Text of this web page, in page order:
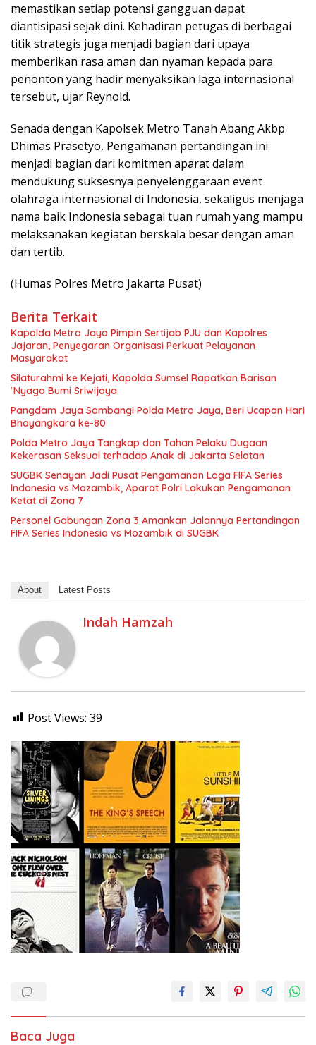
memastikan setiap potensi gangguan dapat
diantisipasi sejak dini. Kehadiran petugas di berbagai
titik strategis juga menjadi bagian dari upaya
memberikan rasa aman dan nyaman kepada para
penonton yang hadir menyaksikan laga internasional
tersebut, ujar Reynold.
Senada dengan Kapolsek Metro Tanah Abang Akbp
Dhimas Prasetyo, Pengamanan pertandingan ini
menjadi bagian dari komitmen aparat dalam
mendukung suksesnya penyelenggaraan event
olahraga internasional di Indonesia, sekaligus menjaga
nama baik Indonesia sebagai tuan rumah yang mampu
melaksanakan kegiatan berskala besar dengan aman
dan tertib.
(Humas Polres Metro Jakarta Pusat)
Berita Terkait
Kapolda Metro Jaya Pimpin Sertijab PJU dan Kapolres
Jajaran, Penyegaran Organisasi Perkuat Pelayanan
Masyarakat
Silaturahmi ke Kejati, Kapolda Sumsel Rapatkan Barisan
‘Nyago Bumi Sriwijaya
Pangdam Jaya Sambangi Polda Metro Jaya, Beri Ucapan Hari
Bhayangkara ke-80
Polda Metro Jaya Tangkap dan Tahan Pelaku Dugaan
Kekerasan Seksual terhadap Anak di Jakarta Selatan
SUGBK Senayan Jadi Pusat Pengamanan Laga FIFA Series
Indonesia vs Mozambik, Aparat Polri Lakukan Pengamanan
Ketat di Zona 7
Personel Gabungan Zona 3 Amankan Jalannya Pertandingan
FIFA Series Indonesia vs Mozambik di SUGBK
About Latest Posts
Indah Hamzah
Post Views: 39
Baca Juga